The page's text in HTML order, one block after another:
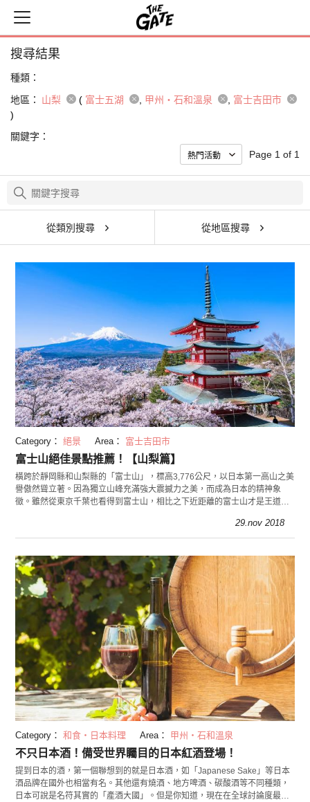
搜尋結果
種類：
地區：
山梨 ( 富士五湖 甲州・石和溫泉
富士吉田市
)
關鍵字：
Page 1 of 1
從類別搜尋 從地區搜尋
Category： 絕景 Area： 富士吉田市
富士山絕佳景點推薦！【山梨篇】
橫跨於靜岡縣和山梨縣的「富士山」，標高3,776公尺，以日本第一高山之美
譽傲然聳立著。因為獨立山峰充滿強大震撼力之美，而成為日本的精神象
徵。雖然從東京千葉也看得到富士山，相比之下近距離的富士山才是王道！
29.nov 2018
Category： 和食・日本料理 Area： 甲州・石和溫泉
不只日本酒！備受世界矚目的日本紅酒登場！
提到日本的酒，第一個聯想到的就是日本酒，如「Japanese Sake」等日本
酒品牌在國外也相當有名。其他還有燒酒、地方啤酒、碳酸酒等不同種類，
日本可說是名符其實的「產酒大國」。但是你知道，現在在全球討論度最高